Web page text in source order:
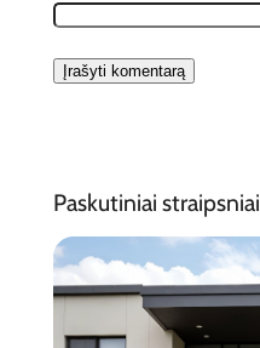
Paskutiniai straipsniai